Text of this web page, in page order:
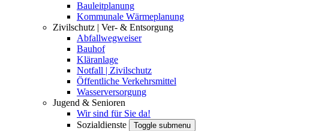
Bauleitplanung
Kommunale Wärmeplanung
Zivilschutz | Ver- & Entsorgung
Abfallwegweiser
Bauhof
Kläranlage
Notfall | Zivilschutz
Öffentliche Verkehrsmittel
Wasserversorgung
Jugend & Senioren
Wir sind für Sie da!
Sozialdienste
Toggle submenu